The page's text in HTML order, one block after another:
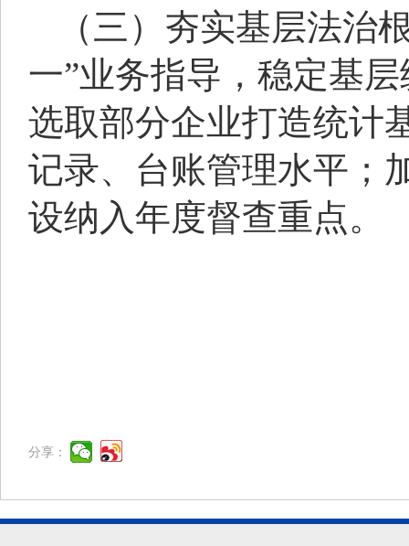
（三）夯实基层法治
一”业务指导，稳定基
选取部分企业打造统计
记录、台账管理水平；
设纳入年度督查重点。
分享：